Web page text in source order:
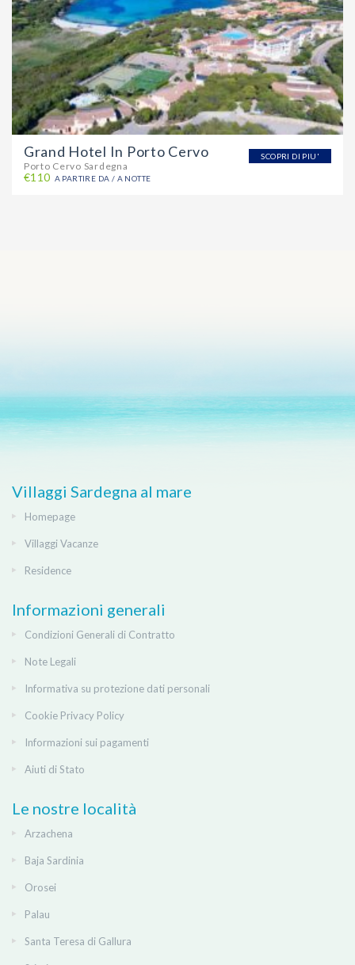
SCOPRI DI PIU'
Grand Hotel In Porto Cervo
Porto Cervo Sardegna
€110 A PARTIRE DA / A NOTTE
Villaggi Sardegna al mare
Homepage
Villaggi Vacanze
Residence
Informazioni generali
Condizioni Generali di Contratto
Note Legali
Informativa su protezione dati personali
Cookie Privacy Policy
Informazioni sui pagamenti
Aiuti di Stato
Le nostre località
Arzachena
Baja Sardinia
Orosei
Palau
Santa Teresa di Gallura